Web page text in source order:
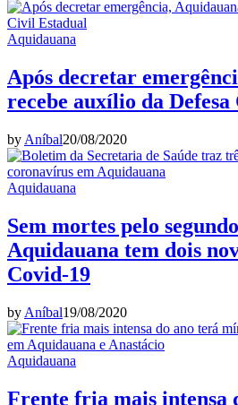
Aquidauana
Após decretar
recebe auxílio da
by Aníbal20/08/2020
Aquidauana
Sem mortes pelo
Aquidauana tem dois
Covid-19
by Aníbal19/08/2020
Aquidauana
Frente fria mais intensa